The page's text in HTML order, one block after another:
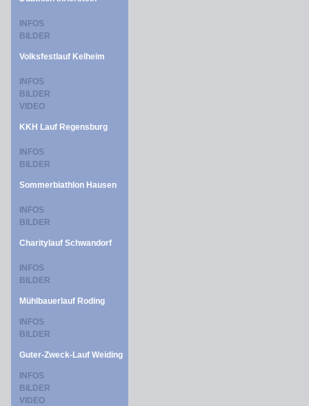
INFOS
BILDER
Volksfestlauf Kelheim
INFOS
BILDER
VIDEO
KKH Lauf Regensburg
INFOS
BILDER
Sommerbiathlon Hausen
INFOS
BILDER
Charitylauf Schwandorf
INFOS
BILDER
Mühlbauerlauf Roding
INFOS
BILDER
Guter-Zweck-Lauf Weiding
INFOS
BILDER
VIDEO